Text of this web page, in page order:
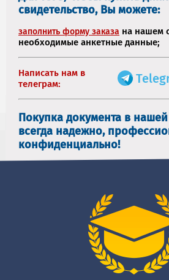
свидетельство, Вы можете:
заполнить форму заказа на нашем
необходимые анкетные данные;
Написать нам в
телеграм:
Покупка документа в
всегда надежно,
конфиденциально!